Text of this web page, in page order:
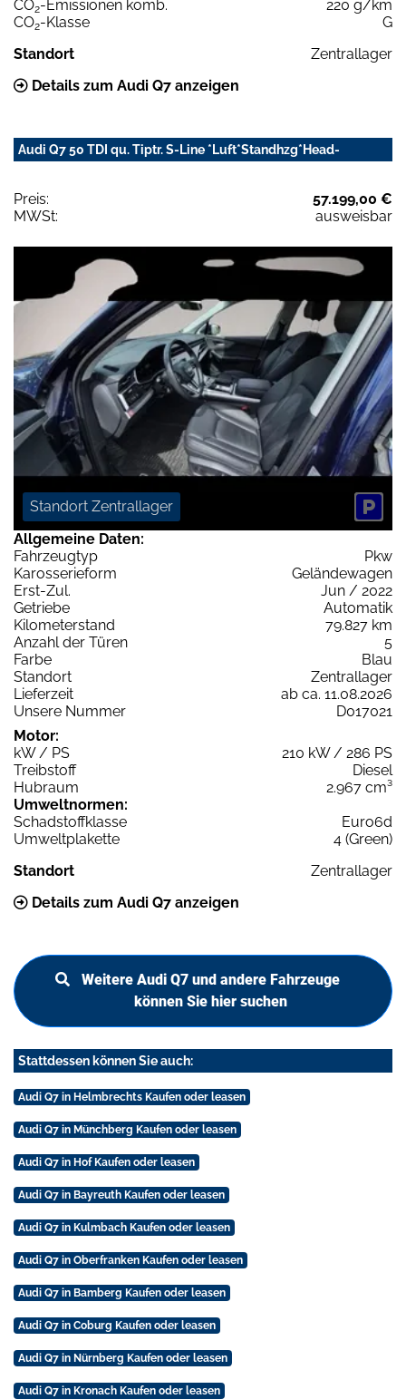
CO2-Emissionen komb.
220 g/km
CO2-Klasse
G
Standort
Zentrallager
Details zum Audi Q7 anzeigen
Audi Q7 50 TDI qu. Tiptr. S-Line *Luft*Standhzg*Head-
Preis:
57.199,00 €
MWSt:
ausweisbar
Standort Zentrallager
Allgemeine Daten:
Fahrzeugtyp
Pkw
Karosserieform
Geländewagen
Erst-Zul.
Jun / 2022
Getriebe
Automatik
Kilometerstand
79.827 km
Anzahl der Türen
5
Farbe
Blau
Standort
Zentrallager
Lieferzeit
ab ca. 11.08.2026
Unsere Nummer
D017021
Motor:
kW / PS
210 kW / 286 PS
Treibstoff
Diesel
Hubraum
2.967 cm³
Umweltnormen:
Schadstoffklasse
Euro6d
Umweltplakette
4 (Green)
Standort
Zentrallager
Details zum Audi Q7 anzeigen
Weitere Audi Q7 und andere Fahrzeuge
können Sie hier suchen
Stattdessen können Sie auch:
Audi Q7 in Helmbrechts Kaufen oder leasen
Audi Q7 in Münchberg Kaufen oder leasen
Audi Q7 in Hof Kaufen oder leasen
Audi Q7 in Bayreuth Kaufen oder leasen
Audi Q7 in Kulmbach Kaufen oder leasen
Audi Q7 in Oberfranken Kaufen oder leasen
Audi Q7 in Bamberg Kaufen oder leasen
Audi Q7 in Coburg Kaufen oder leasen
Audi Q7 in Nürnberg Kaufen oder leasen
Audi Q7 in Kronach Kaufen oder leasen